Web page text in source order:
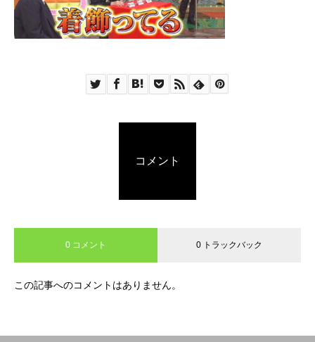
コメント
0 コメント 0 トラックバック
この記事へのコメントはありません。